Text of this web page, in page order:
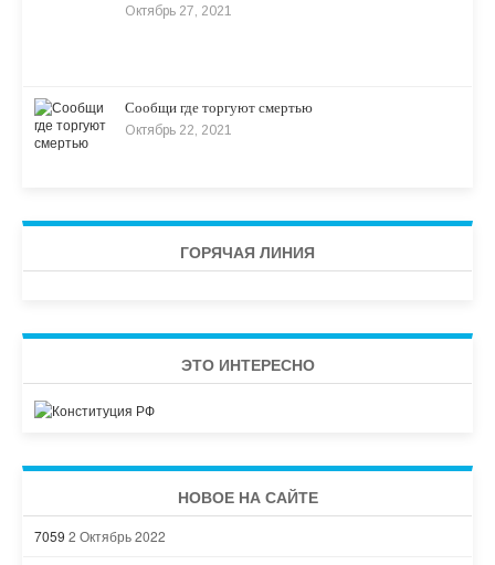
Октябрь 27, 2021
Сообщи где торгуют смертью
Октябрь 22, 2021
ГОРЯЧАЯ ЛИНИЯ
ЭТО ИНТЕРЕСНО
НОВОЕ НА САЙТЕ
7059 2 Октябрь 2022